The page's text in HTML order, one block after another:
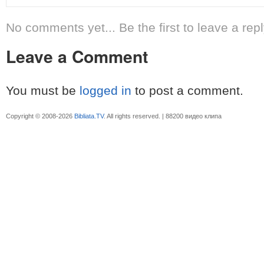
No comments yet... Be the first to leave a
Leave a Comment
You must be logged in to post a comment.
Copyright © 2008-2026 Bibliata.TV. All rights reserved. | 88200 видео клипа